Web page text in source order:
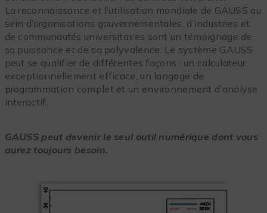
La reconnaissance et l’utilisation mondiale de GAUSS au
sein d’organisations gouvernementales, d’industries et
de communautés universitaires sont un témoignage de
sa puissance et de sa polyvalence. Le système GAUSS
peut se qualifier de différentes façons : un calculateur
exceptionnellement efficace, un langage de
programmation complet et un environnement d’analyse
interactif.
GAUSS peut devenir le seul outil numérique dont vous
aurez toujours besoin.